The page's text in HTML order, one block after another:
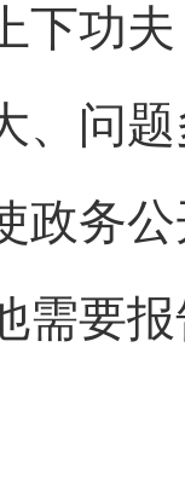
下功
、问
政务
要报